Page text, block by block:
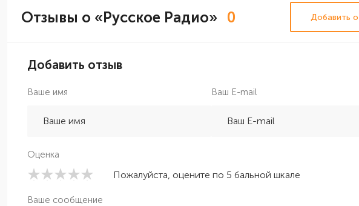
Отзывы о «Русское Радио» 0 Добавить
Добавить отзыв
Ваше имя Ваш E-mail
Оценка
Пожалуйста, оцените по 5 бальной шкале
Ваше сообщение